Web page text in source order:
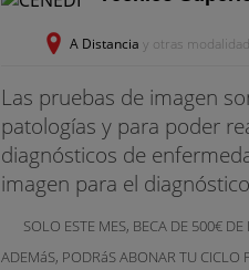
A Distancia y otras
Las pruebas de imagen
patologías y para poder
diagnósticos de
imagen para el
SOLO ESTE MES, BECA DE 500€
ADEMáS, PODRáS ABONAR TU CICLO